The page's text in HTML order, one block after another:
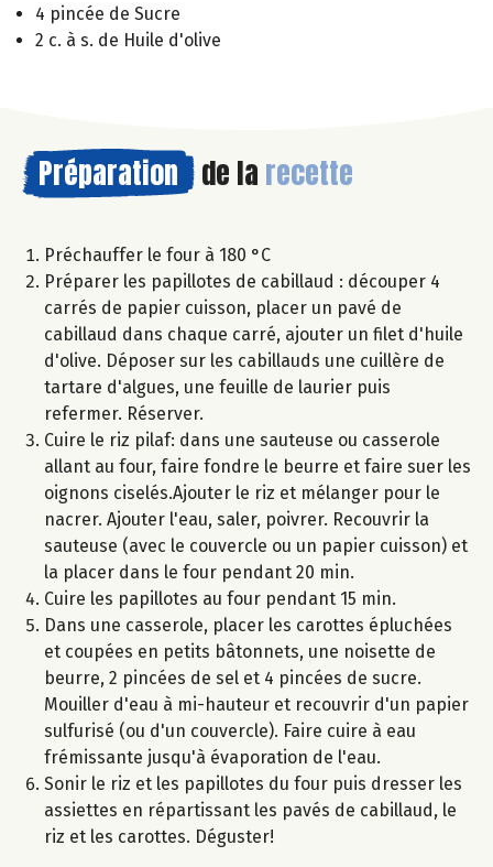
4 pincée de Sucre
2 c. à s. de Huile d'olive
Préparation de la recette
Préchauffer le four à 180 °C
Préparer les papillotes de cabillaud : découper 4
carrés de papier cuisson, placer un pavé de
cabillaud dans chaque carré, ajouter un filet d'huile
d'olive. Déposer sur les cabillauds une cuillère de
tartare d'algues, une feuille de laurier puis
refermer. Réserver.
Cuire le riz pilaf: dans une sauteuse ou casserole
allant au four, faire fondre le beurre et faire suer les
oignons ciselés.Ajouter le riz et mélanger pour le
nacrer. Ajouter l'eau, saler, poivrer. Recouvrir la
sauteuse (avec le couvercle ou un papier cuisson) et
la placer dans le four pendant 20 min.
Cuire les papillotes au four pendant 15 min.
Dans une casserole, placer les carottes épluchées
et coupées en petits bâtonnets, une noisette de
beurre, 2 pincées de sel et 4 pincées de sucre.
Mouiller d'eau à mi-hauteur et recouvrir d'un papier
sulfurisé (ou d'un couvercle). Faire cuire à eau
frémissante jusqu'à évaporation de l'eau.
Sonir le riz et les papillotes du four puis dresser les
assiettes en répartissant les pavés de cabillaud, le
riz et les carottes. Déguster!